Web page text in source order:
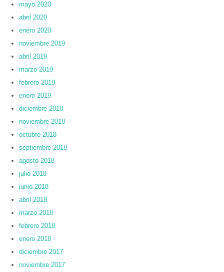
mayo 2020
abril 2020
enero 2020
noviembre 2019
abril 2019
marzo 2019
febrero 2019
enero 2019
diciembre 2018
noviembre 2018
octubre 2018
septiembre 2018
agosto 2018
julio 2018
junio 2018
abril 2018
marzo 2018
febrero 2018
enero 2018
diciembre 2017
noviembre 2017